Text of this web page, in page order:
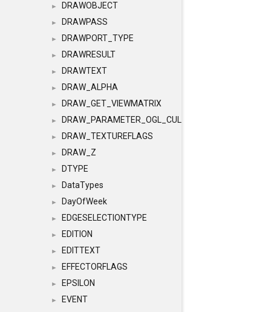
► DRAWOBJECT
► DRAWPASS
► DRAWPORT_TYPE
► DRAWRESULT
► DRAWTEXT
► DRAW_ALPHA
► DRAW_GET_VIEWMATRIX
► DRAW_PARAMETER_OGL_CULLING
► DRAW_TEXTUREFLAGS
► DRAW_Z
► DTYPE
► DataTypes
► DayOfWeek
► EDGESELECTIONTYPE
► EDITION
► EDITTEXT
► EFFECTORFLAGS
► EPSILON
►
EVENT